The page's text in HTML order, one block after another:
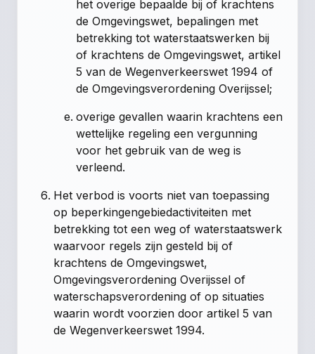
het overige bepaalde bij of krachtens
de Omgevingswet, bepalingen met
betrekking tot waterstaatswerken bij
of krachtens de Omgevingswet, artikel
5 van de Wegenverkeerswet 1994 of
de Omgevingsverordening Overijssel;
overige gevallen waarin krachtens een
wettelijke regeling een vergunning
voor het gebruik van de weg is
verleend.
Het verbod is voorts niet van toepassing
op beperkingengebiedactiviteiten met
betrekking tot een weg of waterstaatswerk
waarvoor regels zijn gesteld bij of
krachtens de Omgevingswet,
Omgevingsverordening Overijssel of
waterschapsverordening of op situaties
waarin wordt voorzien door artikel 5 van
de Wegenverkeerswet 1994.